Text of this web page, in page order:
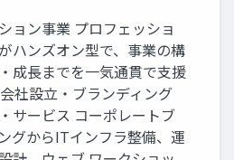
ョン事業 プロフェッショ
ハンズオン型で、事業の構
成長までを一気通貫で支援
社設立・ブランディング
サービス コーポレートブ
グからITインフラ整備、運